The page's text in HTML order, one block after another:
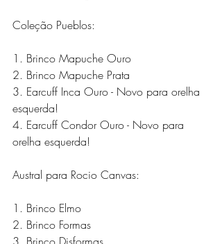
Coleção Pueblos:
1. Brinco Mapuche Ouro
2. Brinco Mapuche Prata
3. Earcuff Inca Ouro - Novo para orelha
esquerda!
4. Earcuff Condor Ouro - Novo para
orelha esquerda!
Austral para Rocio Canvas:
1. Brinco Elmo
2. Brinco Formas